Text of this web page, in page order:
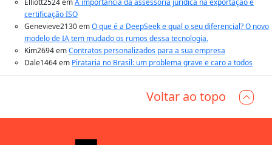
certificação ISO
Genevieve2130emO que é a DeepSeek e qual o seu diferencial? O novo
modelo de IA tem mudado os rumos dessa tecnologia.
Kim2694emContratos personalizados para a sua empresa
Dale1464em Pirataria no Brasil: um problema grave e caro a todos
Voltar ao topo